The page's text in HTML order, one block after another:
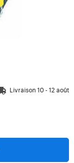
Livraison 10 - 12 août